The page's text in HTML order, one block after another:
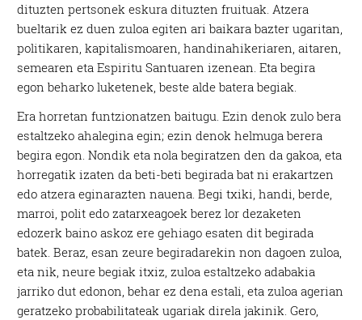
dituzten pertsonek eskura dituzten fruituak. Atzera
bueltarik ez duen zuloa egiten ari baikara bazter ugaritan,
politikaren, kapitalismoaren, handinahikeriaren, aitaren,
semearen eta Espiritu Santuaren izenean. Eta begira
egon beharko luketenek, beste alde batera begiak.
Era horretan funtzionatzen baitugu. Ezin denok zulo bera
estaltzeko ahalegina egin; ezin denok helmuga berera
begira egon. Nondik eta nola begiratzen den da gakoa, eta
horregatik izaten da beti-beti begirada bat ni erakartzen
edo atzera eginarazten nauena. Begi txiki, handi, berde,
marroi, polit edo zatarxeagoek berez lor dezaketen
edozerk baino askoz ere gehiago esaten dit begirada
batek. Beraz, esan zeure begiradarekin non dagoen zuloa,
eta nik, neure begiak itxiz, zuloa estaltzeko adabakia
jarriko dut edonon, behar ez dena estali, eta zuloa agerian
geratzeko probabilitateak ugariak direla jakinik. Gero,